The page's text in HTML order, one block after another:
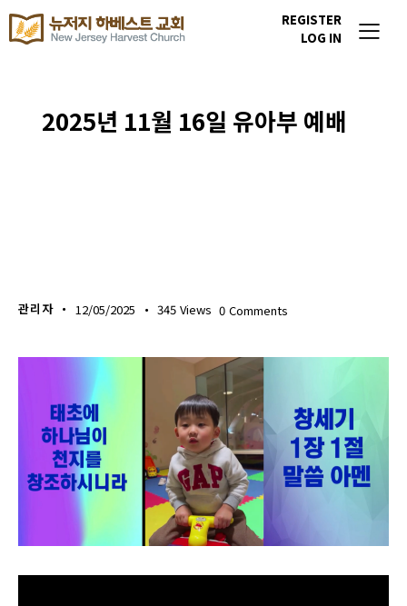
REGISTER
LOG IN
2025년 11월 16일 유아부 예배
관리자 12/05/2025 345 Views 0 Comments